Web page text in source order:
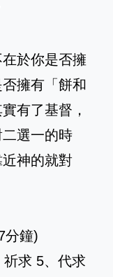
於你是否擁
擁有「餅和
有了基督，
選一的時
神的就對
分鐘)
求 5、代求